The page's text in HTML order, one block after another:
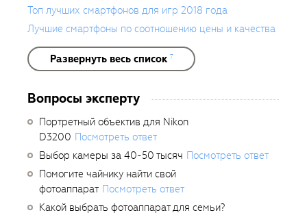
Топ лучших смартфонов для игр 2018 года
Лучшие смартфоны по соотношению цены и качества
Развернуть весь список 7
Вопросы эксперту
Портретный объектив для Nikon
D3200 Посмотреть ответ
Выбор камеры за 40-50 тысяч Посмотреть ответ
Помогите чайнику найти свой
фотоаппарат Посмотреть ответ
Какой выбрать фотоаппарат для семьи?